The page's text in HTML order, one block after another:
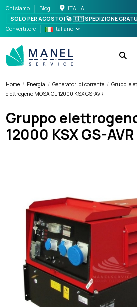
Chi siamo Blog
ITALIA
SOLO PER AGOSTO! 🚀 🇮🇹SPEDIZIONE
Convertitore
Italiano
Home Energia Generatori di corrente Gruppi
elettrogeno MOSA GE 12000 KSX GS-AVR
Gruppo
12000 KSX GS-AVR